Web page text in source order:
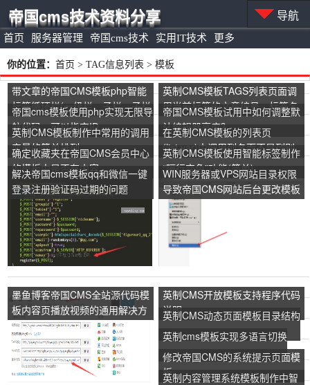
首页 服务器管理 帝国cms技术 实用IT技术 更多
帝国cms技术资料分享 导航
你的位置： 首页 > TAG信息列表 > 模板
带文章的帝国CMS模板php智能
标签循环栏(一级栏，子栏，子栏
下的文章)
英制CMS模板TAGS列表页面调
用当前标签的文章编号、标签名
称和TAGID
帝国cms模板使用php实现无限导
航代码，可以指定ID
帝国CMS模板试用中如何调整默
认编辑器高度？
英制CMS模板制作中常用的调用
变量的简单排列
在英制CMS模板的列表页
(list.var)中调用列名而不是列别
名的方法
确定收藏夹在帝国CMS会员中心
的模板中是否有内容
英制CMS模板使用智能标签制作
“隔行变色”功能(简单)
解决帝国cms模板qq和微信一键
登录注册验证码过期的问题
WIN服务器或VPS网站目录权限
导致帝国CMS网站后台更改模板
无效。解决方案！
墨鱼博客帝国CMS全站源代码模
板内容页播放视频的通用解决方
案！
英制CMS开放模板支持程序代码
说明
英制CMS动态页面模板目录结构
英制cms模板实现多语言切换
修改帝国CMS的系统提示页面模
板
英制内容管理系统模板制作中智